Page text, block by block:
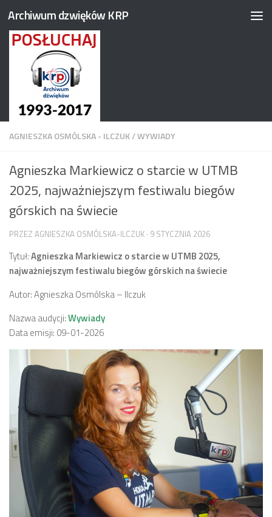
Przejdź do treści
Archiwum dzwięków KRP
AGNIESZKA OSMÓLSKA - ILCZUK/WYWIADY
Agnieszka Markiewicz o starcie w UTMB
2025, najważniejszym festiwalu biegów
górskich na świecie
PRZEZ AGNIESZKA OSMÓLSKA-ILCZUK · 9 STYCZNIA 2026
Tytuł:Agnieszka Markiewicz o starcie w UTMB 2025,
najważniejszym festiwalu biegów górskich na świecie
Autor: Agnieszka Osmólska – Ilczuk
Nazwa audycji:Wywiady
Data emisji: 09-01-2026